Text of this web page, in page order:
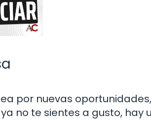
por nuevas
no te sientes a gusto, hay